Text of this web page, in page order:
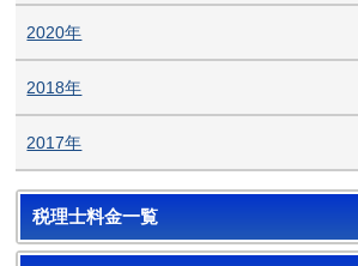
2020年
2018年
2017年
税理士料金一覧